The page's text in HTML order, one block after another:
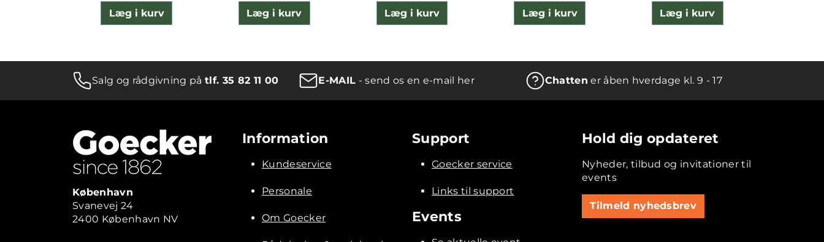
Læg i kurv Læg i kurv Læg i kurv Læg i kurv Læg i kurv
Salg og rådgivning påtlf. 35 82 11 00 E-MAIL - send os en e-mail her Chatten er åben hverdage kl. 9 - 17
København
Svanevej 24
2400 København NV
Information
Kundeservice
Personale
Om Goecker
Support
Goecker service
Links til support
Events
Hold dig opdateret
Nyheder, tilbud og invitationer til
events
Tilmeld nyhedsbrev